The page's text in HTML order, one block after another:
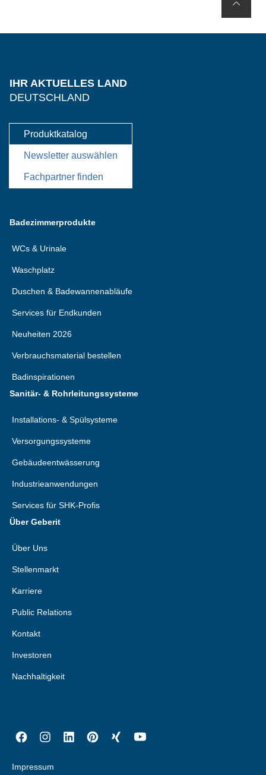
IHR AKTUELLES LAND
DEUTSCHLAND
Produktkatalog
Newsletter auswählen
Fachpartner finden
Badezimmerprodukte
WCs & Urinale
Waschplatz
Duschen & Badewannenabläufe
Services für Endkunden
Neuheiten 2026
Verbrauchsmaterial bestellen
Badinspirationen
Sanitär- & Rohrleitungssysteme
Installations- & Spülsysteme
Versorgungssysteme
Gebäudeentwässerung
Industrieanwendungen
Services für SHK-Profis
Über Geberit
Über Uns
Stellenmarkt
Karriere
Public Relations
Kontakt
Investoren
Nachhaltigkeit
Impressum